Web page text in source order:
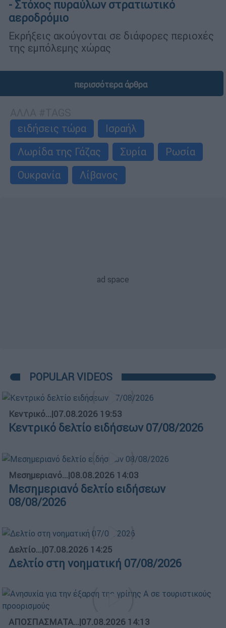
- Στόχος πυραύλων στρατιωτικό
αεροδρόμιο
Εκρήξεις ακούγονται σε διάφορες περιοχές
της εμπόλεμης χώρας
περισσότερα άρθρα
ειδήσεις τώρα
Ισραήλ
Λωρίδα της Γάζας
Συρία
Ρωσία
Ουκρανία
Λίβανος
POPULAR VIDEOS
Κεντρικό...|07.08.2026 19:53
Κεντρικό δελτίο ειδήσεων 07/08/2026
Μεσημεριανό...|08.08.2026 14:03
Μεσημεριανό δελτίο ειδήσεων
08/08/2026
Δελτίο...|07.08.2026 14:25
Δελτίο στη νοηματική 07/08/2026
ΑΠΟΣΠΑΣΜΑΤΑ...|07.08.2026 14:13